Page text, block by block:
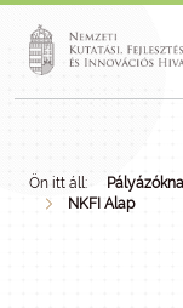
Ön itt áll:
NKFI Alap